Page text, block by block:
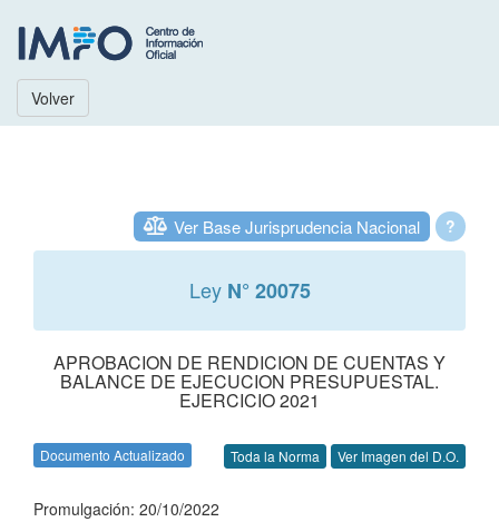
Volver
?
Ver Base Jurisprudencia Nacional
Ley N° 20075
APROBACION DE RENDICION DE CUENTAS Y
BALANCE DE EJECUCION PRESUPUESTAL.
EJERCICIO 2021
Documento Actualizado Toda la Norma Ver Imagen del D.O.
Promulgación: 20/10/2022